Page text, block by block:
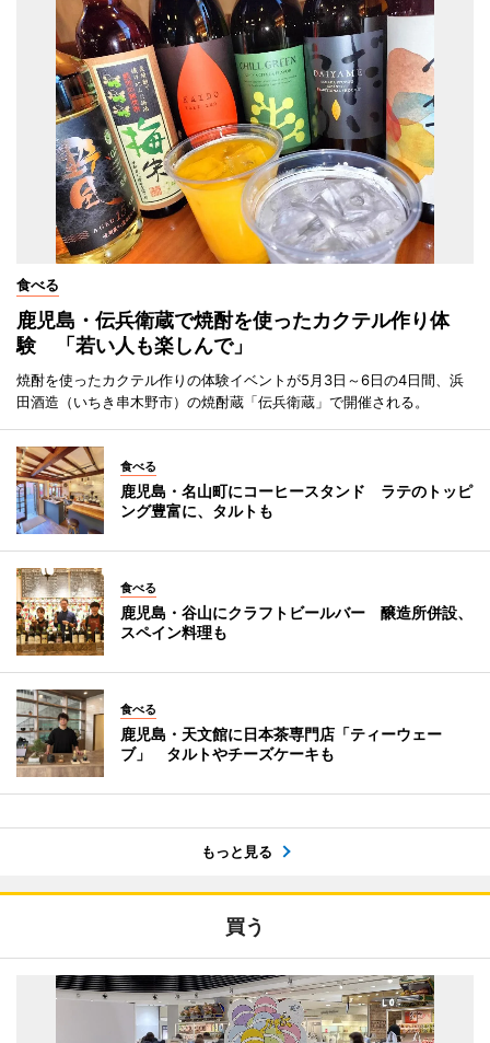
食べる
鹿児島・伝兵衛蔵で焼酎を使ったカクテル作り体
験 「若い人も楽しんで」
焼酎を使ったカクテル作りの体験イベントが5月3日～6日の4日間、浜
田酒造（いちき串木野市）の焼酎蔵「伝兵衛蔵」で開催される。
食べる
鹿児島・名山町にコーヒースタンド ラテのトッピ
ング豊富に、タルトも
食べる
鹿児島・谷山にクラフトビールバー 醸造所併設、
スペイン料理も
食べる
鹿児島・天文館に日本茶専門店「ティーウェー
ブ」 タルトやチーズケーキも
もっと見る
買う